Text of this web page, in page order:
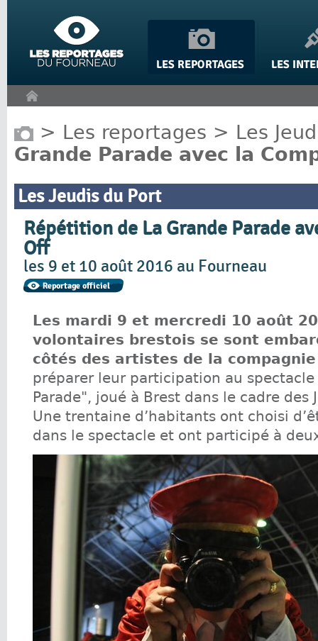
> Les reportages > Les
Grande Parade avec la
Les Jeudis du Port
Répétition de La Grande Parade
Off
les 9 et 10 août 2016 au Fourneau
Les mardi 9 et mercredi 10 août
volontaires brestois se sont
côtés des artistes de la
préparer leur participation au spectacle
Parade", joué à Brest dans le cadre des
Une trentaine d’habitants ont choisi
dans le spectacle et ont participé à